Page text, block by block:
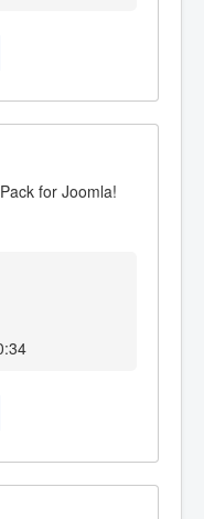
for Joomla!